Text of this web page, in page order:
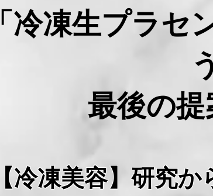
「冷凍生プラセ
う
最後の提
【冷凍美容】研究か